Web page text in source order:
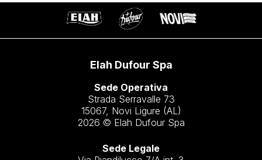
Elah Dufour Spa
Sede Operativa
Strada Serravalle 73
15067, Novi Ligure (AL)
2026 © Elah Dufour Spa
Sede Legale